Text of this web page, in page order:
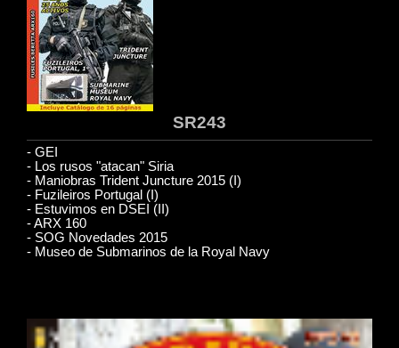
SR243
- GEI
- Los rusos "atacan" Siria
- Maniobras Trident Juncture 2015 (I)
- Fuzileiros Portugal (I)
- Estuvimos en DSEI (II)
- ARX 160
- SOG Novedades 2015
- Museo de Submarinos de la Royal Navy